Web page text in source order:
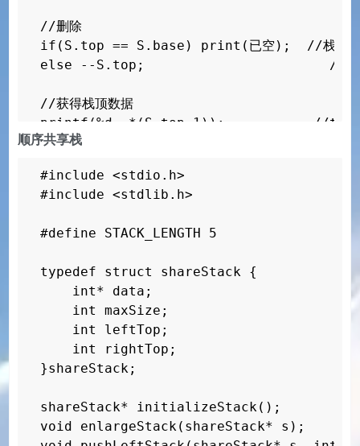
//删除
if(S.top == S.base) print(已空);  //栈顶和栈底
else --S.top;                       //栈直接退
//获得栈顶数据
printf(%d, *(S.top-1));           //top位置是用
顺序共享栈
#include <stdio.h>
#include <stdlib.h>
#define STACK_LENGTH 5
typedef struct shareStack {
    int* data;
    int maxSize;
    int leftTop;
    int rightTop;
}shareStack;
shareStack* initializeStack();
void enlargeStack(shareStack* s);